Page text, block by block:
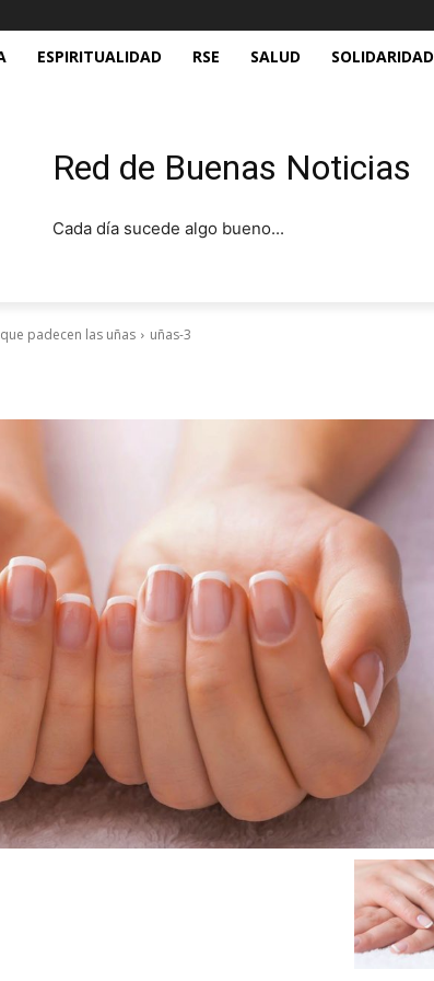
ESPIRITUALIDAD RSE SALUD SOLIDARIDAD
Red de Buenas Noticias
Cada día sucede algo bueno...
padecen las uñas uñas-3